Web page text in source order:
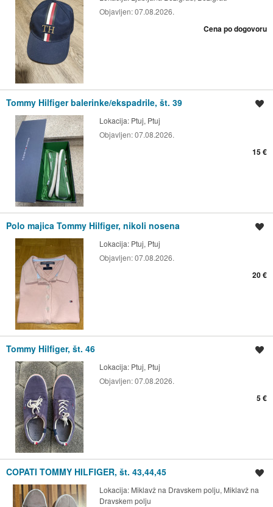
Objavljen:07.08.2026.
Cena po dogovoru
Tommy Hilfiger balerinke/ekspadrile, št. 39
Lokacija: Ptuj, Ptuj
Objavljen:07.08.2026.
15 €
Polo majica Tommy Hilfiger, nikoli nosena
Lokacija: Ptuj, Ptuj
Objavljen:07.08.2026.
20 €
Tommy Hilfiger, št. 46
Lokacija: Ptuj, Ptuj
Objavljen:07.08.2026.
5 €
COPATI TOMMY HILFIGER, št. 43,44,45
Lokacija: Miklavž na Dravskem polju, Miklavž na
Dravskem polju